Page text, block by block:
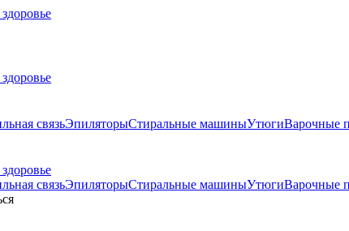
связьЭпиляторыСтиральные машиныУтюгиВарочные
связьЭпиляторыСтиральные машиныУтюгиВарочные